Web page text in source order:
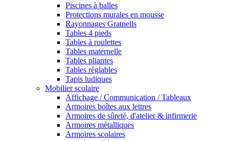
Piscines à balles
Protections murales en mousse
Rayonnages Gratnells
Tables 4 pieds
Tables à roulettes
Tables maternelle
Tables pliantes
Tables réglables
Tapis ludiques
Mobilier scolaire
Affichage / Communication / Tableaux
Armoires boîtes aux lettres
Armoires de sûreté, d'atelier & infirmerie
Armoires métalliques
Armoires scolaires